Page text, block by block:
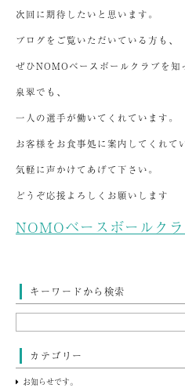
次回に期待したいと思います。
ブログをご覧いただいている方も、
ぜひNOMOベースボールクラブを知
泉翠でも、
一人の選手が働いてくれています。
お客様をお食事処に案内してくれて
気軽に声かけてあげて下さい。
どうぞ応援よろしくお願いします
NOMOベースボールク
キーワードから検索
カテゴリー
お知らせです。